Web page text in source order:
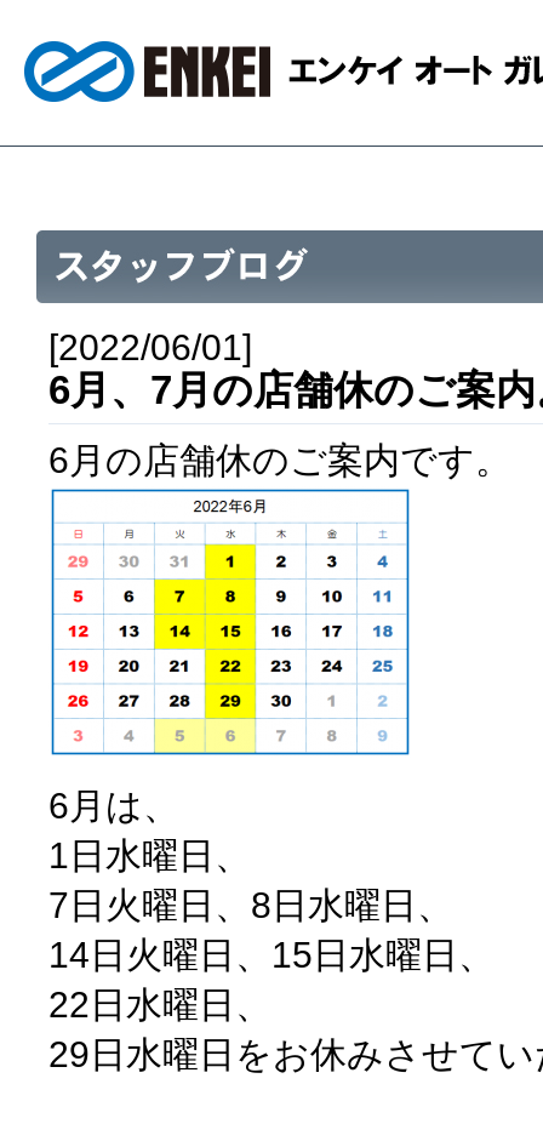
[2022/06/01]
6月、7月の店舗休のご案
6月の店舗休のご案内です。
6月は、
1日水曜日、
7日火曜日、8日水曜日、
14日火曜日、15日水曜日、
22日水曜日、
29日水曜日をお休みさせて